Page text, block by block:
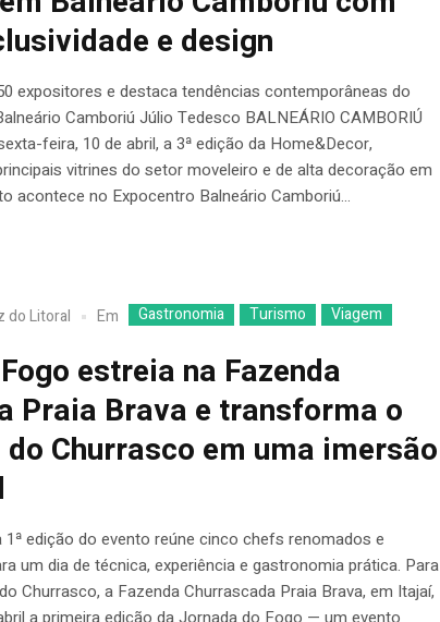
e design
expositores e destaca tendências contemporâneas do
Camboriú Júlio Tedesco BALNEÁRIO CAMBORIÚ
feira, 10 de abril, a 3ª edição da Home&Decor,
vitrines do setor moveleiro e de alta decoração em
acontece no Expocentro Balneário Camboriú...
do Litoral Em Gastronomia Turismo Viagem
estreia na Fazenda
Praia Brava e transforma o
Churrasco em uma imersão
edição do evento reúne cinco chefs renomados e
um dia de técnica, experiência e gastronomia prática. Para
Churrasco, a Fazenda Churrascada Praia Brava, em Itajaí,